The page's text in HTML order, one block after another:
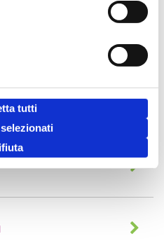
tutti